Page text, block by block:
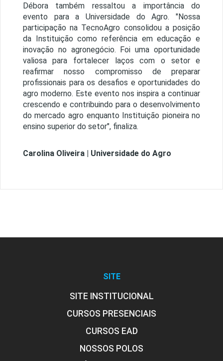
Débora também ressaltou a importância do
evento para a Universidade do Agro. "Nossa
participação na TecnoAgro consolidou a posição
da Instituição como referência em educação e
inovação no agronegócio. Foi uma oportunidade
valiosa para fortalecer laços com o setor e
reafirmar nosso compromisso de preparar
profissionais para os desafios e oportunidades do
agro moderno. Este evento nos inspira a continuar
crescendo e contribuindo para o desenvolvimento
do mercado agro enquanto Instituição pioneira no
ensino superior do setor", finaliza.
Carolina Oliveira | Universidade do Agro
SITE
SITE INSTITUCIONAL
CURSOS PRESENCIAIS
CURSOS EAD
NOSSOS POLOS